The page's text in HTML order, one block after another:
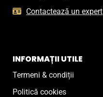
Contactează un expert
INFORMAȚII UTILE
Termeni & condiții
Politică cookies